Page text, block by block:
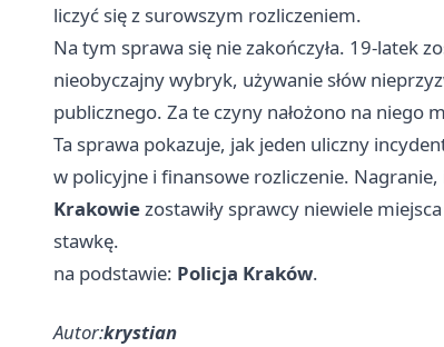
liczyć się z surowszym rozliczeniem.
Na tym sprawa się nie zakończyła. 19-latek
nieobyczajny wybryk, używanie słów
publicznego. Za te czyny nałożono na niego
Ta sprawa pokazuje, jak jeden uliczny
w policyjne i finansowe rozliczenie.
Krakowiezostawiły sprawcy niewiele
stawkę.
na podstawie: Policja Kraków.
Autor:krystian